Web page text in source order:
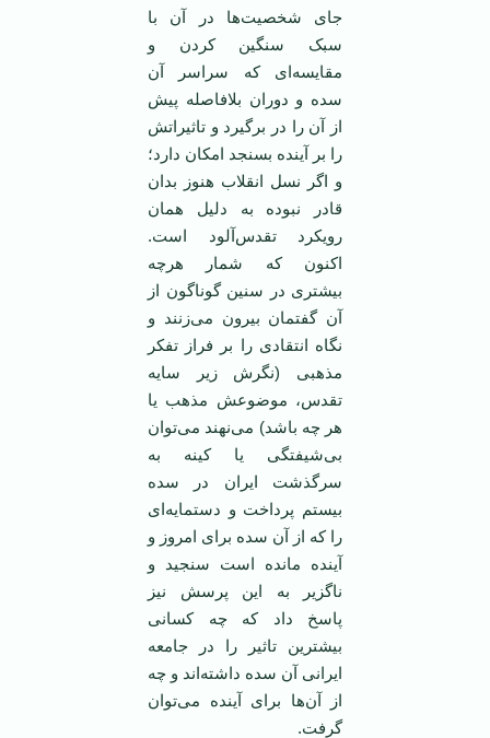
جای شخصیت‌ها در آن با
سبک سنگین کردن و
مقایسه‌ای که سراسر آن
سده و دوران بلافاصله پیش
از آن را در برگیرد و تاثیراتش
را بر آینده بسنجد امکان دارد؛
و اگر نسل انقلاب هنوز بدان
قادر نبوده به دلیل‌‌ همان
رویکرد تقدس‌آلود است.
اکنون که شمار هرچه
بیشتری در سنین گوناگون از
آن گفتمان بیرون می‌زنند و
نگاه انتقادی را بر فراز تفکر
مذهبی (نگرش زیر سایه
تقدس، موضوعش مذهب یا
هر چه باشد) می‌نهند می‌توان
بی‌شیفتگی یا کینه به
سرگذشت ایران در سده
بیستم پرداخت و دستمایه‌ای
را که از آن سده برای امروز و
آینده مانده است سنجید و
ناگزیر به این پرسش نیز
پاسخ داد که چه کسانی
بیشترین تاثیر را در جامعه
ایرانی آن سده داشته‌اند و چه
از آن‌ها برای آینده می‌توان
گرفت.